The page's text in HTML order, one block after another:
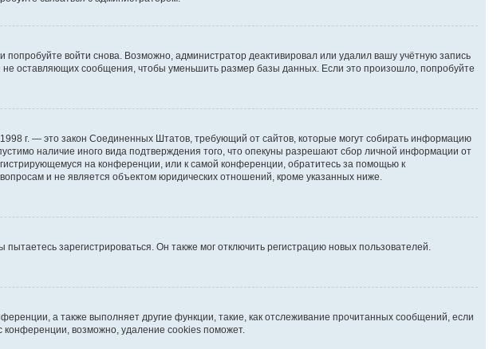
войти снова. Возможно, администратор деактивировал или удалил вашу учётную запись
оставляющих сообщения, чтобы уменьшить размер базы данных. Если это произошло, попробуйте
г. — это закон Соединенных Штатов, требующий от сайтов, которые могут собирать информацию
наличие иного вида подтверждения того, что опекуны разрешают сбор личной информации от
на конференции, или к самой конференции, обратитесь за помощью к
и не является объектом юридических отношений, кроме указанных ниже.
зарегистрироваться. Он также мог отключить регистрацию новых пользователей.
а также выполняет другие функции, такие, как отслеживание прочитанных сообщений, если
конференции, возможно, удаление cookies поможет.